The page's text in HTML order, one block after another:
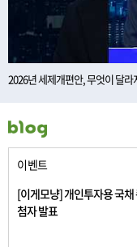
2026년 세제개편안, 무엇이 달라
이벤트
[이게모냥] 개인투자용 국채
첨자 발표